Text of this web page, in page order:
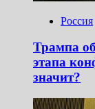
Россия
Трампа
этапа
значит?